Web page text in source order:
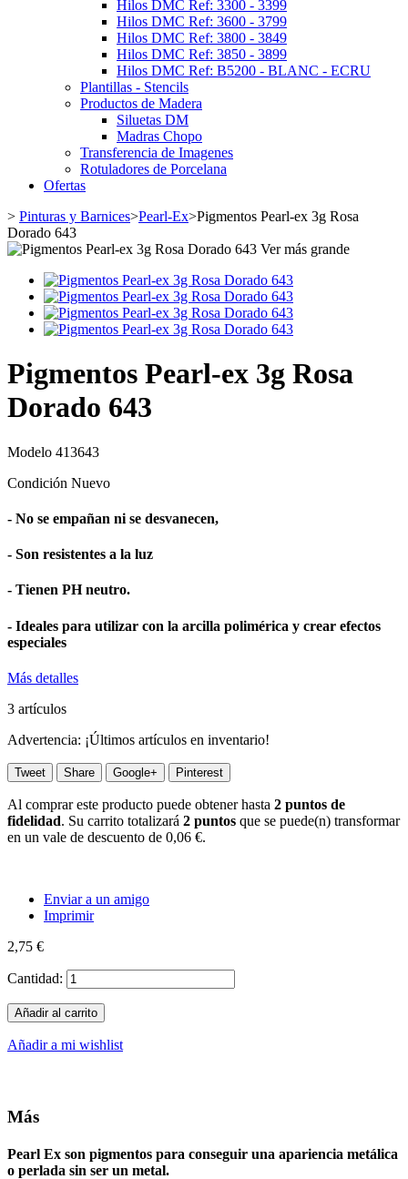
Hilos DMC Ref: 3300 - 3399
Hilos DMC Ref: 3600 - 3799
Hilos DMC Ref: 3800 - 3849
Hilos DMC Ref: 3850 - 3899
Hilos DMC Ref: B5200 - BLANC - ECRU
Plantillas - Stencils
Productos de Madera
Siluetas DM
Madras Chopo
Transferencia de Imagenes
Rotuladores de Porcelana
Ofertas
> Pinturas y Barnices>Pearl-Ex>Pigmentos Pearl-ex 3g Rosa
Dorado 643
Ver más grande
Pigmentos Pearl-ex 3g Rosa
Dorado 643
Modelo 413643
Condición Nuevo
- No se empañan ni se desvanecen,
- Son resistentes a la luz
- Tienen PH neutro.
- Ideales para utilizar con la arcilla polimérica y crear efectos
especiales
Más detalles
3 artículos
Advertencia: ¡Últimos artículos en inventario!
Tweet Share Google+ Pinterest
Al comprar este producto puede obtener hasta 2 puntos de
fidelidad. Su carrito totalizará 2 puntos que se puede(n) transformar
en un vale de descuento de 0,06 €.
Enviar a un amigo
Imprimir
2,75 €
Cantidad:
Añadir al carrito
Añadir a mi wishlist
Más
Pearl Ex son pigmentos para conseguir una apariencia metálica
o perlada sin ser un metal.